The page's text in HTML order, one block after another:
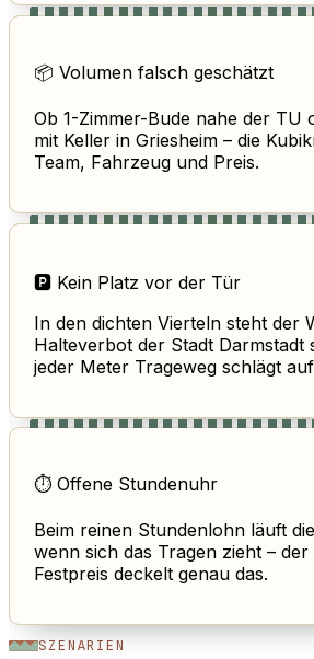
📦 Volumen falsch geschätzt
Ob 1-Zimmer-Bude nahe der TU
mit Keller in Griesheim – die
Team, Fahrzeug und Preis.
🅿️ Kein Platz vor der Tür
In den dichten Vierteln steht der
Halteverbot der Stadt Darmstadt
jeder Meter Trageweg schlägt
⏱️ Offene Stundenuhr
Beim reinen Stundenlohn läuft
wenn sich das Tragen zieht –
Festpreis deckelt genau das.
SZENARIEN